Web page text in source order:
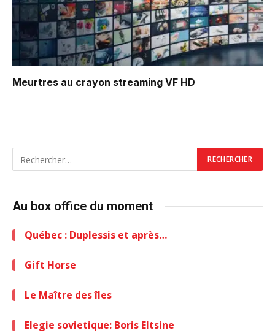
Meurtres au crayon streaming VF HD
Au box office du moment
Québec : Duplessis et après…
Gift Horse
Le Maître des îles
Elegie sovietique: Boris Eltsine